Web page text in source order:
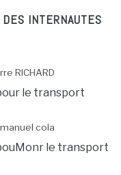
INTERNAUTES
RICHARD
le transport
cola
le transport